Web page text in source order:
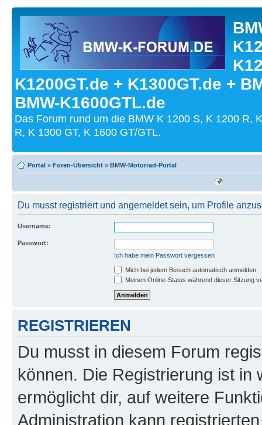
K1200GT.de + K1300GT.de +
BMW-K1600GTL.de
Das Forum rund um die BMW K 1200 S, K 1200 R,
R, K 1300 GT, K 1600 GT/GTL.
Portal » Foren-Übersicht » BMW-Motorrad-Portal
Du musst registriert und angemeldet sein, um Profile
Username:
Passwort:
Ich habe mein Passwort vergessen
Mich bei jedem Besuch automatisch anmelden
Meinen Online-Status während dieser Sitzung
REGISTRIEREN
Du musst in diesem Forum
können. Die Registrierung ist in
ermöglicht dir, auf weitere
Administration kann